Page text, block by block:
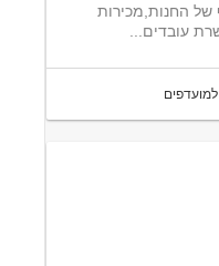
של החנות,מכירות
עובדים...